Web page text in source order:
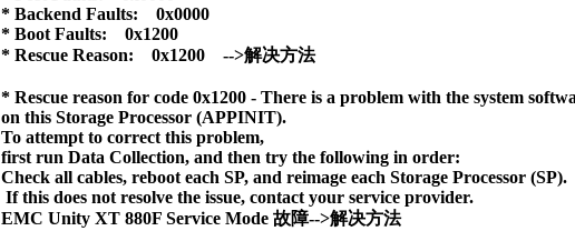
* Backend Faults:    0x0000
* Boot Faults:    0x1200
* Rescue Reason:    0x1200    -->解决方法
* Rescue reason for code 0x1200 - There is a problem with the system
on this Storage Processor (APPINIT).
To attempt to correct this problem,
first run Data Collection, and then try the following in order:
Check all cables, reboot each SP, and reimage each Storage Processor (SP).
EMC Unity XT 880F Service Mode 故障-->解决方法